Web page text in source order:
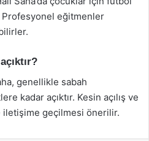
eğitmenler
genellikle sabah
kadar açıktır. Kesin açılış ve
iletişime geçilmesi önerilir.